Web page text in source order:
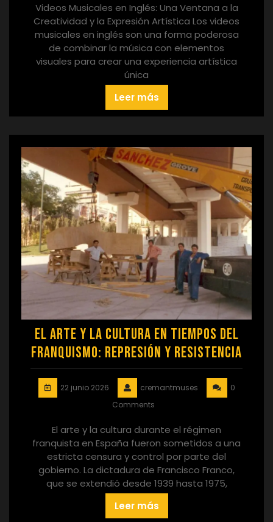
Videos Musicales en Inglés: Una Ventana a la
Creatividad y la Expresión Artística Los videos
musicales en inglés son una forma poderosa
de combinar la música con elementos
visuales para crear una experiencia artística
única
Leer más
El arte y la cultura en tiempos del
franquismo: represión y resistencia
22 junio 2026 cremantmuses
0
Comments
El arte y la cultura durante el régimen
franquista en España fueron sometidos a una
estricta censura y control por parte del
gobierno. La dictadura de Francisco Franco,
que se extendió desde 1939 hasta 1975,
Leer más